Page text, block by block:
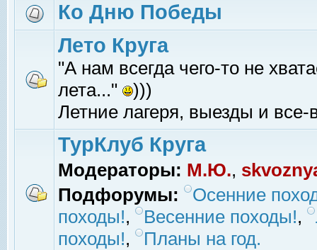
Ко Дню Победы
Лето Круга
"А нам всегда чего-то не
лета..."
)))
Летние лагеря, выезды и все-
ТурКлуб Круга
Модераторы: М.Ю.,
Подфорумы:
Осенние
походы!, Весенние походы!,
походы!, Планы на год.